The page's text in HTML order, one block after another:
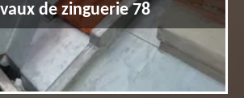
de zinguerie 78